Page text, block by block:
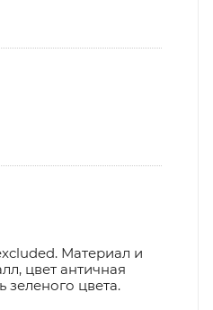
Материал и
цвет античная
зеленого цвета.